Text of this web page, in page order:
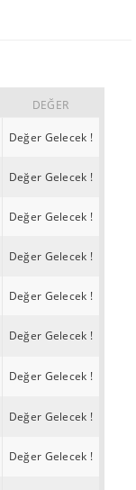
DEĞER
Değer Gelecek !
Değer Gelecek !
Değer Gelecek !
Değer Gelecek !
Değer Gelecek !
Değer Gelecek !
Değer Gelecek !
Değer Gelecek !
Değer Gelecek !